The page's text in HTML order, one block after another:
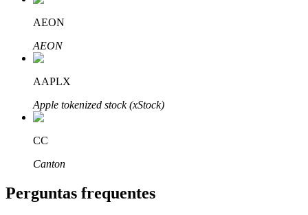
Afiliados Bitrue
Até 65% de comissões!
AEON
AEON
AAPLX
Apple tokenized stock (xStock)
CC
Canton
Perguntas frequentes